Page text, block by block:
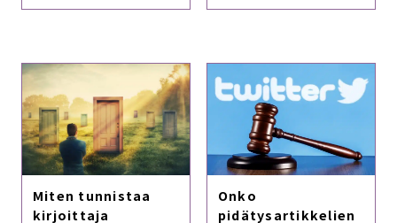
Miten tunnistaa
kirjoittaja
Onko
pidätysartikkelien